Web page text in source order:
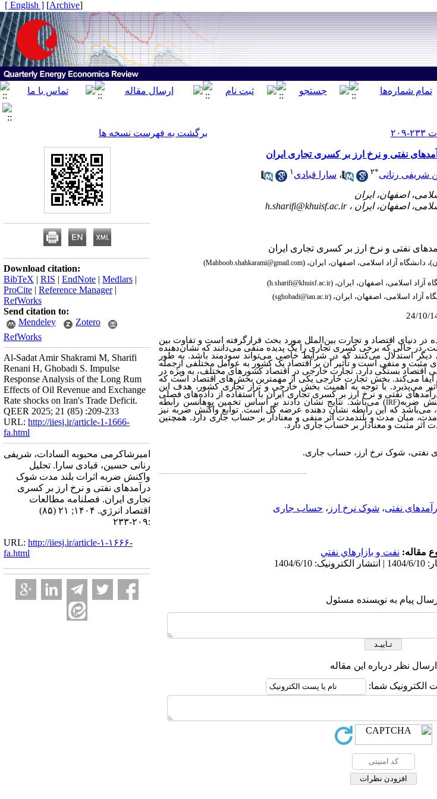
[
Archive
]
[ English ]
برگشت به فهرست نسخه ها
نفتی و نرخ ارز بر کسری تجاری ایران
شریفی رنانی*۲ ، سارا قبادی ۱
h.sharifi@khuisf.ac.ir
نفتی و نرخ ارز بر کسری تجاری ایران
دانشگاه آزاد اسلامی، اصفهان، ایران، (Mahboob.shahkarami@gmail.com
)
آزاد اسلامی، اصفهان، ایران، (h.sharifi@khuisf.ac.ir
)
آزاد اسلامی، اصفهان، ایران، (sghobadi@iau.ac.ir
)
اقتصاد و تجارت بین‌الملل مورد بحث قرارگرفته است و تفاوت بین
در حالی ‌که برخی کسری تجاری را یک پدیده منفی می‌دانند که نشان‌دهنده
استدلال می‌کنند که در شرایط خاصی می‌تواند سودمند باشد. به ‌طور
مثبت و منفی است و تأثیر آن بر اقتصاد یک کشور به عوامل مختلفی ازجمله
اقتصاد بستگی دارد. تجارت خارجی در اقتصاد کشورهای مختلف، به ویژه در
می‌کند. بخش تجارت خارجی یکی از مهمترین بخش‌های اقتصاد است که
می‌پذیرد. با توجه به اهمیت بخش خارجی و تراز تجاری کشور، هدف این
نفتی و نرخ ارز بر کسری تجاری ایران با استفاده از داده‌های فصلی
IRF) می‌باشد. نتایج نشان دادند بر اساس تخمین یوهانسن رابطه
می‌باشد که این رابطه نشان دهنده عرضه کل است. توابع واکنش ضربه نیز
میان مدت و بلندمدت اثر منفی و معنادار بر حساب جاری دارد. همچنین
اثر مثبت و معنادار بر حساب جاری دارد.
نفتی، شوک نرخ ارز، حساب جاری.
نفتی، شوک نرخ ارز ، حساب جاری
مقاله: نفت و بازارهاي نفتي
پیام به نویسنده مسئول
ارسال نظر درباره این مقاله
الکترونیک شما:
Download citation:
BibTeX | RIS | EndNote | Medlars |
ProCite | Reference Manager|
RefWorks
Send citation to:
Mendeley
Zotero
RefWorks
Al-Sadat Amir Shakrami M, Sharifi
Renani H, Ghobadi S. Impulse
Response Analysis of the Long Rum
Effects of Oil Revenue and Exchange
Rate shocks on Iran's Trade Deficit.
QEER 2025; 21 (85) :209-233
URL: http://iiesj.ir/article-1-1666-
fa.html
امیرشاکرمی محبوبه السادات، شریفی
رنانی حسین، قبادی سارا. تحلیل
واکنش ضربه اثرات بلند مدت شوک
درآمدهای نفتی و نرخ ارز بر کسری
تجاری ایران. فصلنامه مطالعات
اقتصاد انرژي. ۱۴۰۴; ۲۱ (۸۵)
:۲۰۹-۲۳۳
URL: http://iiesj.ir/article-۱-۱۶۶۶-
fa.html